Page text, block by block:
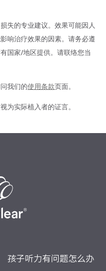
失的专业建议。效果可能因人
响治疗效果的因素。请务必遵
国家/地区提供。请联络您当
我们的使用条款页面。
为实际植入者的证言。
孩子听力有问题怎么办